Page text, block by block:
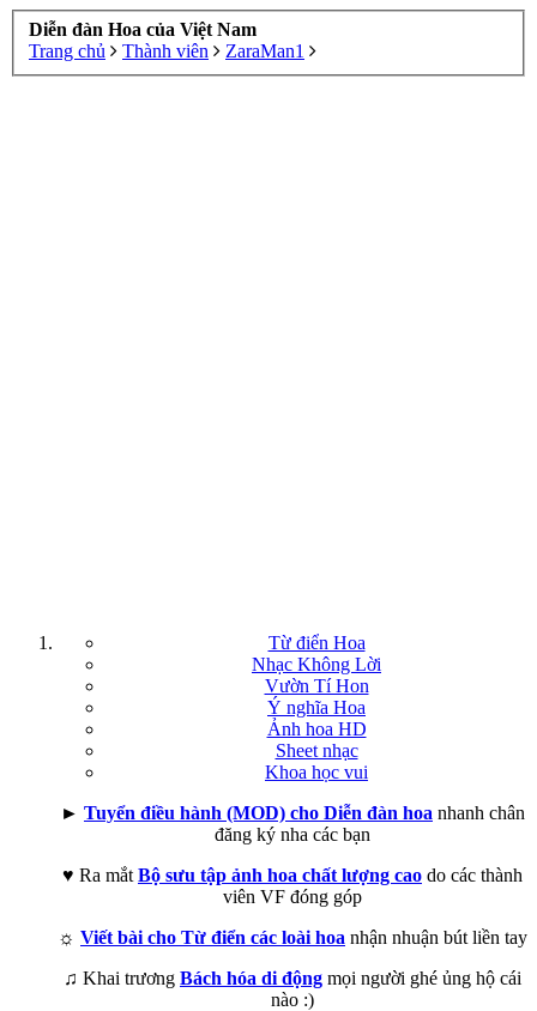
Diễn đàn Hoa của Việt Nam
Trang chủ
Thành viên ZaraMan1
Từ điển Hoa
Nhạc Không Lời
Vườn Tí Hon
Ý nghĩa Hoa
Ảnh hoa HD
Sheet nhạc
Khoa học vui
► Tuyển điều hành (MOD) cho Diễn đàn hoa nhanh chân
đăng ký nha các bạn
♥ Ra mắt Bộ sưu tập ảnh hoa chất lượng cao do các thành
viên VF đóng góp
☼ Viết bài cho Từ điển các loài hoa nhận nhuận bút liền tay
♫ Khai trương Bách hóa di động mọi người ghé ủng hộ cái
nào :)